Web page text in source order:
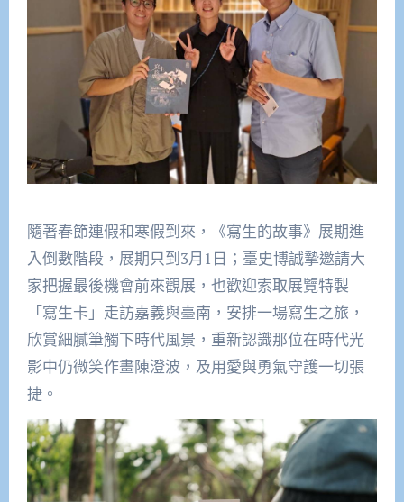
隨著春節連假和寒假到來，《寫生的故事》展期進
入倒數階段，展期只到3月1日；臺史博誠摯邀請大
家把握最後機會前來觀展，也歡迎索取展覽特製
「寫生卡」走訪嘉義與臺南，安排一場寫生之旅，
欣賞細膩筆觸下時代風景，重新認識那位在時代光
影中仍微笑作畫陳澄波，及用愛與勇氣守護一切張
捷。